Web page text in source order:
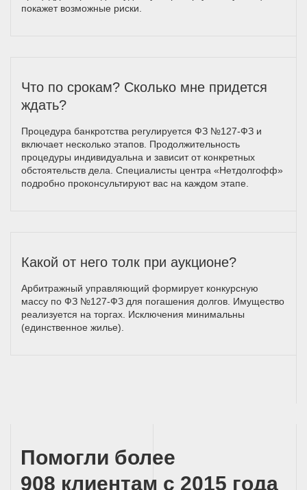
покажет возможные риски.
Что по срокам? Сколько мне придется
ждать?
Процедура банкротства регулируется ФЗ №127-ФЗ и
включает несколько этапов. Продолжительность
процедуры индивидуальна и зависит от конкретных
обстоятельств дела. Специалисты центра «Нетдолгофф»
подробно проконсультируют вас на каждом этапе.
Какой от него толк при аукционе?
Арбитражный управляющий формирует конкурсную
массу по ФЗ №127-ФЗ для погашения долгов. Имущество
реализуется на торгах. Исключения минимальны
(единственное жилье).
Помогли более
908 клиентам с 2015 года